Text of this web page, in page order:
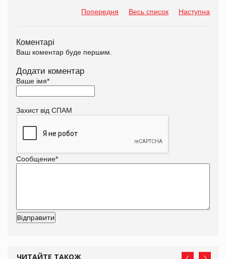
Попередня Весь список Наступна
Коментарі
Ваш коментар буде першим.
Додати коментар
Ваше імя*
Захист від СПАМ
Сообщение*
ЧИТАЙТЕ ТАКОЖ